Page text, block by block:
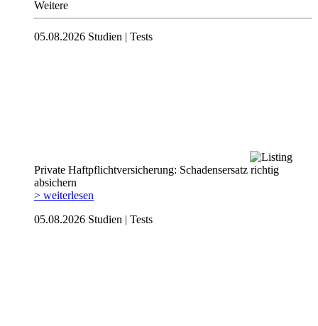
Weitere
05.08.2026 Studien | Tests
Private Haftpflicht­versicherung: Schadensersatz richtig
absichern
> weiterlesen
05.08.2026 Studien | Tests